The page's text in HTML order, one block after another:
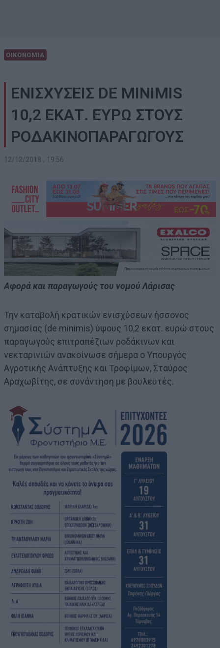
ΟΙΚΟΝΟΜΙΑ
ΕΝΙΣΧΥΣΕΙΣ DE MINIMIS
10,2 ΕΚΑΤ. ΕΥΡΩ ΣΤΟΥΣ
ΡΟΔΑΚΙΝΟΠΑΡΑΓΩΓΟΥΣ
12/12/2018 , 19:56
Αφορά και παραγωγούς του νομού Λάρισας
Την καταβολή κρατικών ενισχύσεων ήσσονος
σημασίας (de minimis) ύψους 10,2 εκατ. ευρώ στους
παραγωγούς επιτραπέζιων ροδάκινων και
νεκταρινιών ανακοίνωσε σήμερα ο Υπουργός
Αγροτικής Ανάπτυξης και Τροφίμων, Σταύρος
Αραχωβίτης, σε συνάντηση με βουλευτές.